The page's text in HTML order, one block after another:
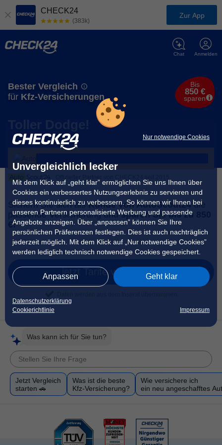
Nur notwendige Cookies
Unvergleichlich lecker
Mit dem Klick auf „geht klar” ermöglichen Sie uns Ihnen über
Cookies ein verbessertes Nutzungserlebnis zu servieren und
dieses kontinuierlich zu verbessern. So können wir Ihnen bei
unseren Partnern personalisierte Werbung und passende
Angebote anzeigen. Über „anpassen” können Sie Ihre
persönlichen Präferenzen festlegen. Dies ist auch nachträglich
jederzeit möglich. Mit dem Klick auf „Nur notwendige Cookies”
werden lediglich technisch notwendige Cookies gespeichert.
Anpassen Geht klar
Datenschutzerklärung
Cookierichtlinie
Impressum
CHECK24
(383k)
Zur App
Anmelden
Chat
Bester Vergleich
für Kfz-Versicherungen
Bis
850 €
sparen
Toller Dodge!
Sichern Sie sich alsKunde von AutoScout24 die
passende Versicherung undsparen Sie bis zu 850
€!
jetzt Tarife vergleichen
Was kann ich für Sie tun?
Jetzt Vergleich
starten 🚗
Was ist die beste
Kfz-Versicherung?
Wie versichere ich
ein neu angeschafftes